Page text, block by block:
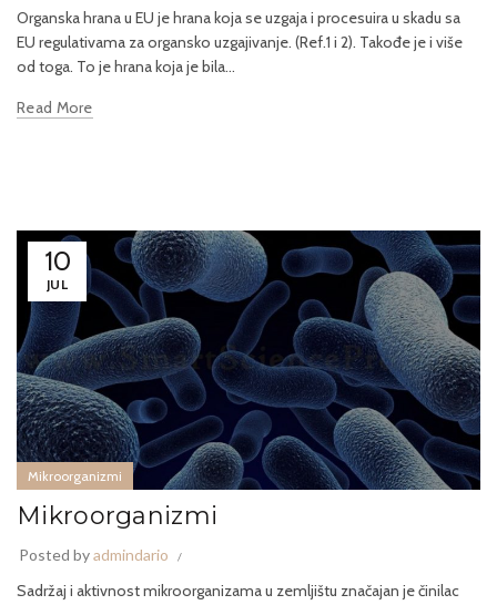
Organska hrana u EU je hrana koja se uzgaja i procesuira u skadu sa
EU regulativama za organsko uzgajivanje. (Ref.1 i 2). Takođe je i više
od toga. To je hrana koja je bila...
Read More
10
JUL
Mikroorganizmi
Mikroorganizmi
Posted byadmindario
Sadržaj i aktivnost mikroorganizama u zemljištu značajan je činilac